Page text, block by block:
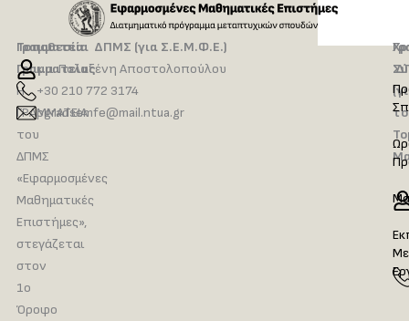
Τοποθεσία
Γραμματείας
Η
ΓΡΑΜΜΑΤΕΙΑ
του
ΔΠΜΣ
«Εφαρμοσμένες
Μαθηματικές
Επιστήμες»,
στεγάζεται
στον
1ο
Όροφο
Γραμματεία ΔΠΜΣ (για Σ.Ε.Μ.Φ.Ε.)
κ.α. Πολυξένη Αποστολοπούλου
+30 210 772 3174
pgradsemfe@mail.ntua.gr